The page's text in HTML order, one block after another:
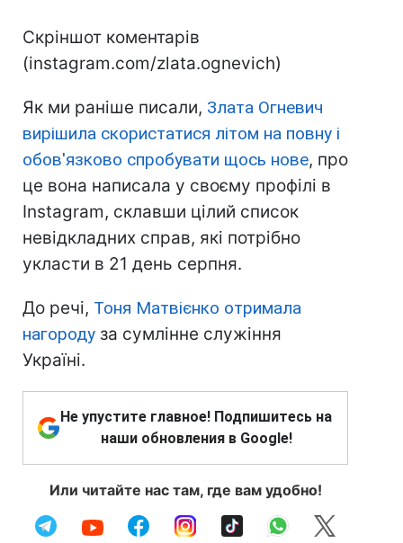
Скріншот коментарів
(instagram.com/zlata.ognevich)
Як ми раніше писали, Злата Огневич
вирішила скористатися літом на повну і
обов'язково спробувати щось нове, про
це вона написала у своєму профілі в
Instagram, склавши цілий список
невідкладних справ, які потрібно
укласти в 21 день серпня.
До речі, Тоня Матвієнко отримала
нагороду за сумлінне служіння
Україні.
Не упустите главное! Подпишитесь на
наши обновления в Google!
Или читайте нас там, где вам удобно!